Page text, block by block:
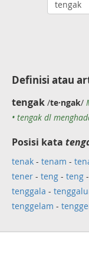
Definisi atau
tengak/te·ngak/
• tengak dl
Posisi kata
tenak- tenam -
tener- teng- teng-
tenggala -
tenggelam -